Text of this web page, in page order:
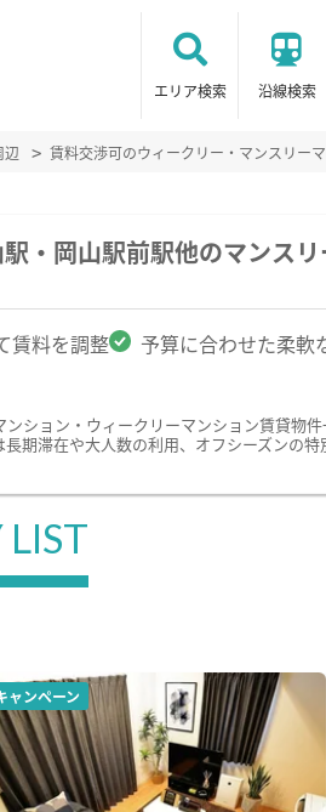
エリア検索 沿線検索
辺 賃料交渉可のウィークリー・マンスリー
・岡山駅前駅他のマンス
賃料を調整 予算に合わせた柔軟
ション・ウィークリーマンション賃貸
期滞在や大人数の利用、オフシーズンの
ャンペーン